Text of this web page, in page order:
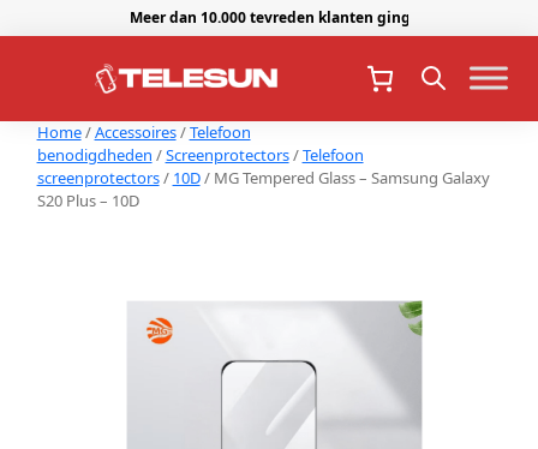
Meer dan 10.000 tevreden klanten gingen je voor.
Home/Accessoires/Telefoon
benodigdheden /Screenprotectors/Telefoon
screenprotectors/ 10D/ MG Tempered Glass – Samsung Galaxy
S20 Plus – 10D